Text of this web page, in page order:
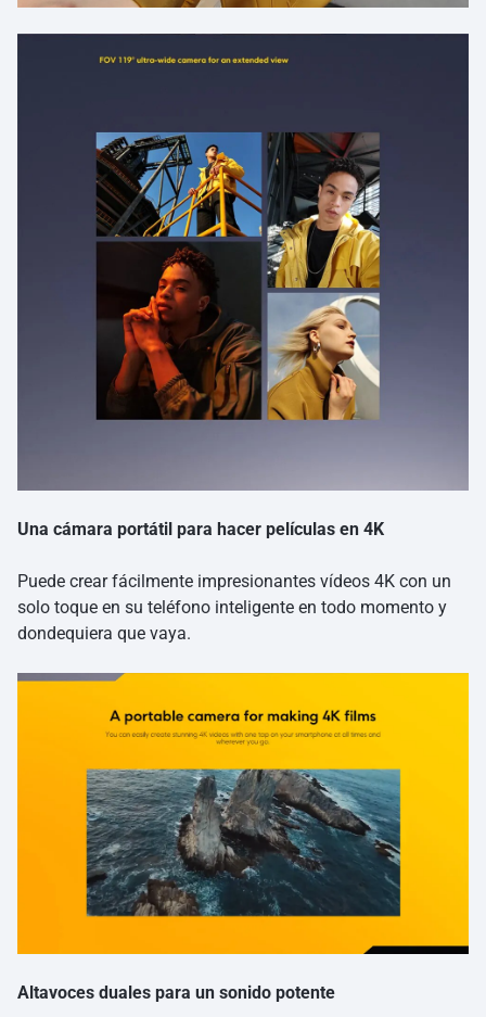
Una cámara portátil para hacer películas en 4K
Puede crear fácilmente impresionantes vídeos 4K con un
solo toque en su teléfono inteligente en todo momento y
dondequiera que vaya.
Altavoces duales para un sonido potente